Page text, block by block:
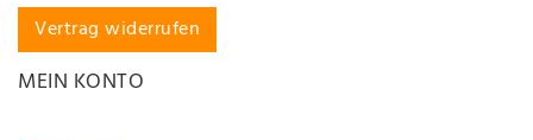
Vertrag widerrufen
MEIN KONTO